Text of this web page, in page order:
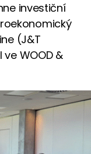
investiční
(J&T
ve WOOD &